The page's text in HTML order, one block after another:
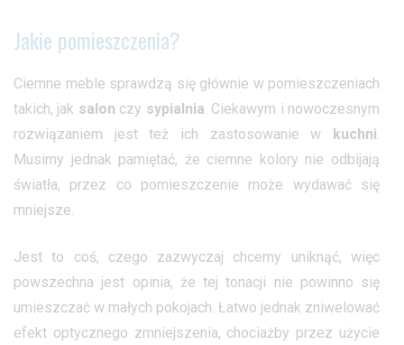
Jakie pomieszczenia?
Ciemne meble sprawdzą się głównie w pomieszczeniach
takich, jak salon czy sypialnia . Ciekawym i nowoczesnym
rozwiązaniem jest też ich zastosowanie w kuchni
Musimy jednak pamiętać, że ciemne kolory nie odbijają
światła, przez co pomieszczenie może wydawać się
mniejsze.
Jest to coś, czego zazwyczaj chcemy uniknąć, więc
powszechna jest opinia, że tej tonacji nie powinno się
umieszczać w małych pokojach. Łatwo jednak zniwelować
efekt optycznego zmniejszenia, chociażby przez użycie